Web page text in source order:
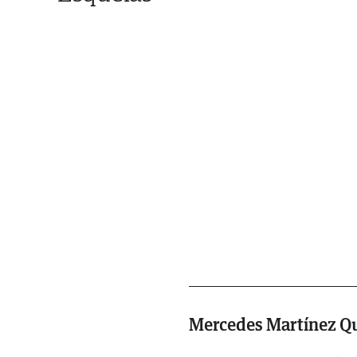
Mercedes Martínez